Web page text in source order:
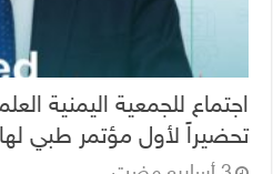
اجتماع للجمعية اليمنية
تحضيراً لأول مؤتمر طبي لها